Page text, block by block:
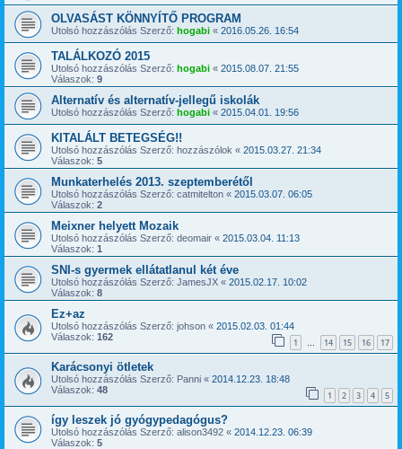
OLVASÁST KÖNNYÍTŐ PROGRAM
Utolsó hozzászólás Szerző: hogabi « 2016.05.26. 16:54
TALÁLKOZÓ 2015
Utolsó hozzászólás Szerző: hogabi « 2015.08.07. 21:55
Válaszok: 9
Alternatív és alternatív-jellegű iskolák
Utolsó hozzászólás Szerző: hogabi « 2015.04.01. 19:56
KITALÁLT BETEGSÉG!!
Utolsó hozzászólás Szerző: hozzászólok « 2015.03.27. 21:34
Válaszok: 5
Munkaterhelés 2013. szeptemberétől
Utolsó hozzászólás Szerző: catmitelton « 2015.03.07. 06:05
Válaszok: 2
Meixner helyett Mozaik
Utolsó hozzászólás Szerző: deomair « 2015.03.04. 11:13
Válaszok: 1
SNI-s gyermek ellátatlanul két éve
Utolsó hozzászólás Szerző: JamesJX « 2015.02.17. 10:02
Válaszok: 8
Ez+az
Utolsó hozzászólás Szerző: johson « 2015.02.03. 01:44
Válaszok: 162 1 … 14 15 16 17
Karácsonyi ötletek
Utolsó hozzászólás Szerző: Panni « 2014.12.23. 18:48
Válaszok: 48 1 2 3 4 5
így leszek jó gyógypedagógus?
Utolsó hozzászólás Szerző: alison3492 « 2014.12.23. 06:39
Válaszok: 5